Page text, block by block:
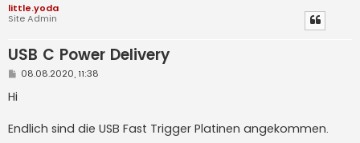
little.yoda
Site Admin
USB C Power Delivery
B
a
g
08.08.2020, 11:38
Hi
Endlich sind die USB Fast Trigger Platinen angekommen.